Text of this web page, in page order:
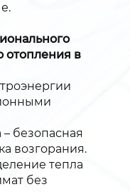
отопления в
– безопасная
возгорания.
тепла
без